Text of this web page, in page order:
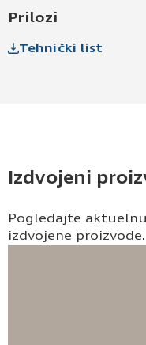
Prilozi
Tehnički list
Izdvojeni
Pogledajte
izdvojene proizvode.